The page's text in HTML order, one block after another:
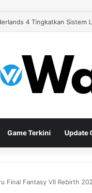
FC 26 Tingkatkan
Game Terkini Update
Final Fantasy VII Rebirth